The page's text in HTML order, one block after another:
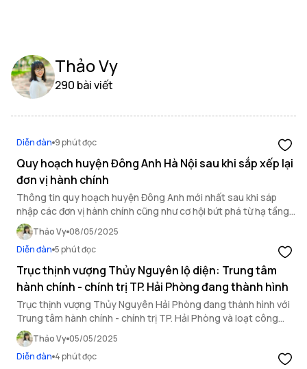
Thảo Vy
290 bài viết
Diễn đàn 9 phút đọc
Quy hoạch huyện Đông Anh Hà Nội sau khi sắp xếp lại
đơn vị hành chính
Thông tin quy hoạch huyện Đông Anh mới nhất sau khi sáp
nhập các đơn vị hành chính cũng như cơ hội bứt phá từ hạ tầng
giao thông và các dự án nhà ở xã hội tại khu vực.
Thảo Vy 08/05/2025
Diễn đàn 5 phút đọc
Trục thịnh vượng Thủy Nguyên lộ diện: Trung tâm
hành chính - chính trị TP. Hải Phòng đang thành hình
Trục thịnh vượng Thủy Nguyên Hải Phòng đang thành hình với
Trung tâm hành chính - chính trị TP. Hải Phòng và loạt công
trình trọng điểm, hạ tầng bứt phá.
Thảo Vy 05/05/2025
Diễn đàn 4 phút đọc